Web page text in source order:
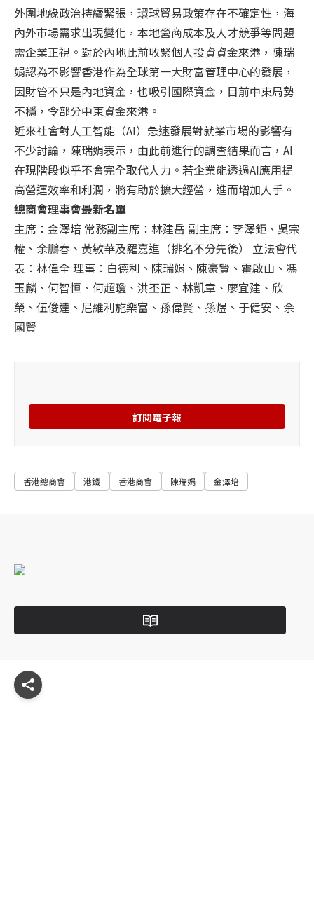
外圍地緣政治持續緊張，環球貿易政策存在不確定性，海
內外市場需求出現變化，本地營商成本及人才競爭等問題
需企業正視。對於內地此前收緊個人投資資金來港，陳瑞
娟認為不影響香港作為全球第一大財富管理中心的發展，
因財管不只是內地資金，也吸引國際資金，目前中東局勢
不穩，令部分中東資金來港。
近來社會對人工智能（AI）急速發展對就業市場的影響有
不少討論，陳瑞娟表示，由此前進行的調查結果而言，AI
在現階段似乎不會完全取代人力。若企業能透過AI應用提
高營運效率和利潤，將有助於擴大經營，進而增加人手。
總商會理事會最新名單
主席：金澤培 常務副主席：林建岳 副主席：李澤鉅、吳宗
權、余鵬春、黃敏華及羅嘉進（排名不分先後） 立法會代
表：林偉全 理事：白德利、陳瑞娟、陳豪賢、霍啟山、馮
玉麟、何智恒、何超瓊、洪丕正、林凱章、廖宜建、欣
榮、伍俊達、尼維利施樂富、孫偉賢、孫煜、于健安、余
國賢
訂閱電子報
香港總商會 港鐵 香港商會 陳瑞娟 金澤培